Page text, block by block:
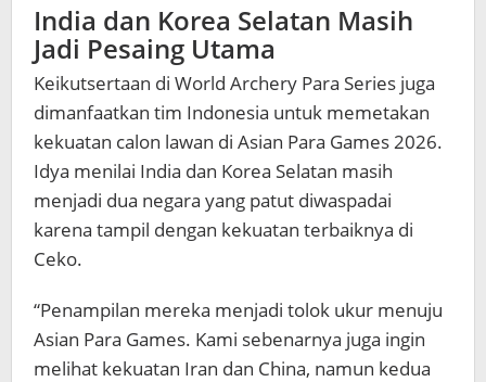
India dan Korea Selatan Masih
Jadi Pesaing Utama
Keikutsertaan di World Archery Para Series juga
dimanfaatkan tim Indonesia untuk memetakan
kekuatan calon lawan di Asian Para Games 2026.
Idya menilai India dan Korea Selatan masih
menjadi dua negara yang patut diwaspadai
karena tampil dengan kekuatan terbaiknya di
Ceko.
“Penampilan mereka menjadi tolok ukur menuju
Asian Para Games. Kami sebenarnya juga ingin
melihat kekuatan Iran dan China, namun kedua